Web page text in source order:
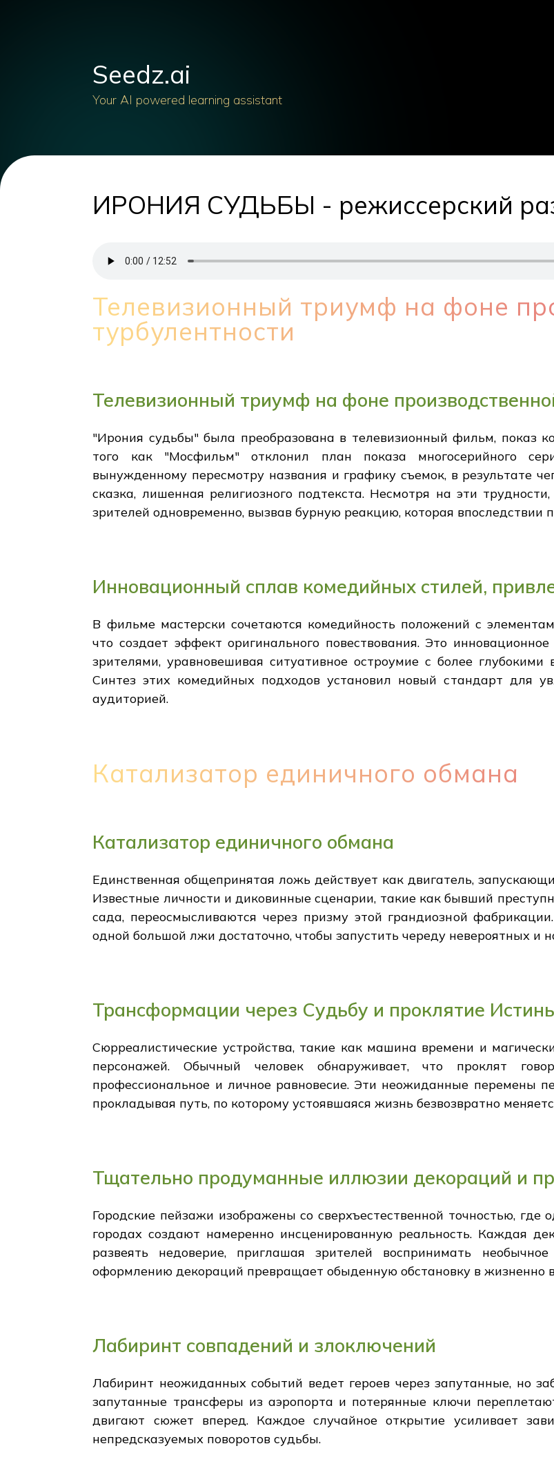
Seedz.ai
Your AI powered learning assistant
ИРОНИЯ СУДЬБЫ - режиссерский
Телевизионный триумф на фоне
турбулентности
Телевизионный триумф на фоне
"Ирония судьбы" была преобразована в телевизионный фильм, показ
того как "Мосфильм" отклонил план показа многосерийного
вынужденному пересмотру названия и графику съемок, в результате
сказка, лишенная религиозного подтекста. Несмотря на эти
зрителей одновременно, вызвав бурную реакцию, которая впоследствии
Инновационный сплав комедийных стилей,
В фильме мастерски сочетаются комедийность положений с
что создает эффект оригинального повествования. Это
зрителями, уравновешивая ситуативное остроумие с более
Синтез этих комедийных подходов установил новый стандарт для
аудиторией.
Катализатор единичного обмана
Катализатор единичного обмана
Единственная общепринятая ложь действует как двигатель,
Известные личности и диковинные сценарии, такие как бывший
сада, переосмысливаются через призму этой грандиозной
одной большой лжи достаточно, чтобы запустить череду невероятных и
Трансформации через Судьбу и проклятие
Сюрреалистические устройства, такие как машина времени и
персонажей. Обычный человек обнаруживает, что проклят
профессиональное и личное равновесие. Эти неожиданные перемены
прокладывая путь, по которому устоявшаяся жизнь безвозвратно
Тщательно продуманные иллюзии декораций и
Городские пейзажи изображены со сверхъестественной точностью,
городах создают намеренно инсценированную реальность. Каждая
развеять недоверие, приглашая зрителей воспринимать
оформлению декораций превращает обыденную обстановку в жизненно
Лабиринт совпадений и злоключений
Лабиринт неожиданных событий ведет героев через запутанные, но
запутанные трансферы из аэропорта и потерянные ключи
двигают сюжет вперед. Каждое случайное открытие усиливает
непредсказуемых поворотов судьбы.